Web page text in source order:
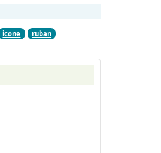
icone ruban